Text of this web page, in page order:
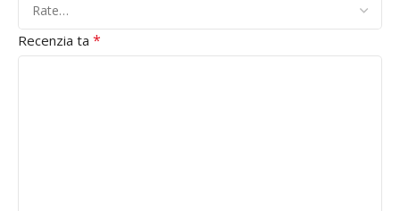
Recenzia ta *